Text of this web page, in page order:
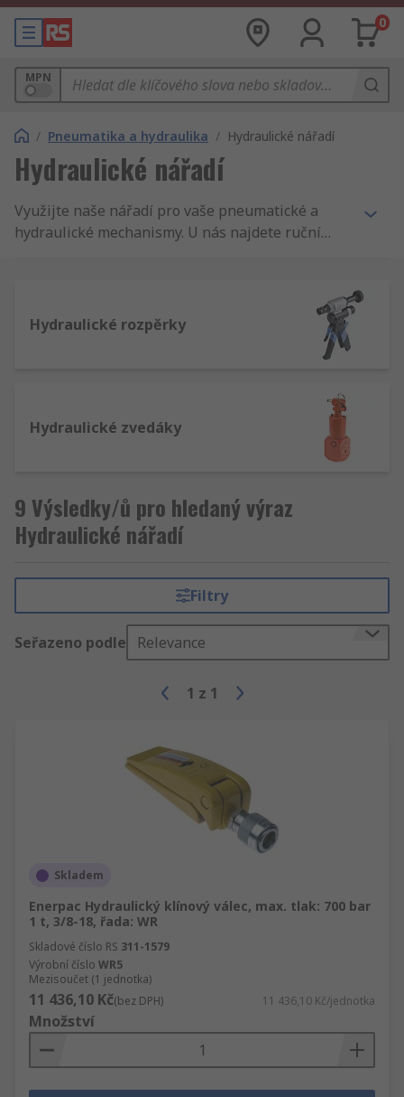
0
MPN
/ Pneumatika a hydraulika / Hydraulické nářadí
Hydraulické nářadí
Využijte naše nářadí pro vaše pneumatické a
hydraulické mechanismy. U nás najdete ruční
Hydraulické rozpěrky
Hydraulické zvedáky
9 Výsledky/ů pro hledaný výraz
Hydraulické nářadí
Filtry
Seřazeno podle Relevance
1 z 1
Skladem
Enerpac Hydraulický klínový válec, max. tlak: 700 bar
1 t, 3/8-18, řada: WR
Skladové číslo RS 311-1579
Výrobní číslo WR5
Mezisoučet (1 jednotka)
11 436,10 Kč(bez DPH) 11 436,10 Kč/jednotka
Množství